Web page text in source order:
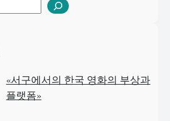
«서구에서의 한국 영화의 부상과
플랫폼»